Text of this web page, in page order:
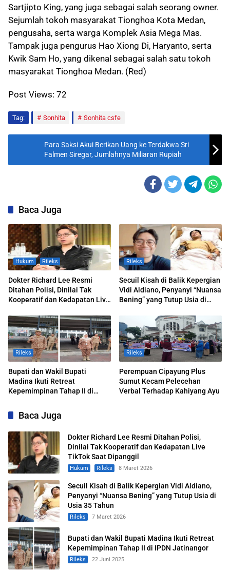
Sartjipto King, yang juga sebagai salah seorang owner.
Sejumlah tokoh masyarakat Tionghoa Kota Medan,
pengusaha, serta warga Komplek Asia Mega Mas.
Tampak juga pengurus Hao Xiong Di, Haryanto, serta
Kwik Sam Ho, yang dikenal sebagai salah satu tokoh
masyarakat Tionghoa Medan. (Red)
Post Views: 72
Tag: Sonhita Sonhita csfe
Para Saksi Akui Berikan Uang ke Terdakwa Sri
Falmen Siregar, Jumlahnya Miliaran Rupiah
Baca Juga
Hukum Rileks
Dokter Richard Lee Resmi
Ditahan Polisi, Dinilai Tak
Kooperatif dan Kedapatan Live
Rileks
Secuil Kisah di Balik Kepergian
Vidi Aldiano, Penyanyi “Nuansa
Bening” yang Tutup Usia di
Rileks
Bupati dan Wakil Bupati
Madina Ikuti Retreat
Kepemimpinan Tahap II di
Rileks
Perempuan Cipayung Plus
Sumut Kecam Pelecehan
Verbal Terhadap Kahiyang Ayu
Baca Juga
Dokter Richard Lee Resmi Ditahan Polisi,
Dinilai Tak Kooperatif dan Kedapatan Live
TikTok Saat Dipanggil
Hukum Rileks 8 Maret 2026
Secuil Kisah di Balik Kepergian Vidi Aldiano,
Penyanyi “Nuansa Bening” yang Tutup Usia di
Usia 35 Tahun
Rileks 7 Maret 2026
Bupati dan Wakil Bupati Madina Ikuti Retreat
Kepemimpinan Tahap II di IPDN Jatinangor
Rileks 22 Juni 2025